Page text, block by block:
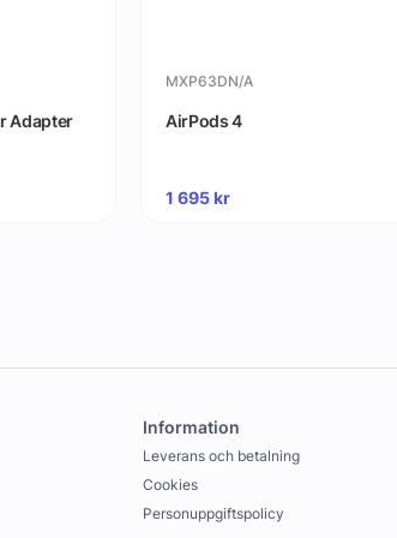
Adapter
MXP63DN/A
AirPods 4
1 695kr
Information
Leverans och betalning
Cookies
Personuppgiftspolicy